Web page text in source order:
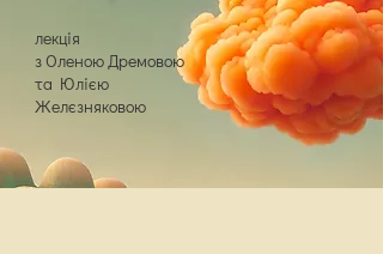
лекція
з Оленою Дремовою
та Юлією
Желєзняковою